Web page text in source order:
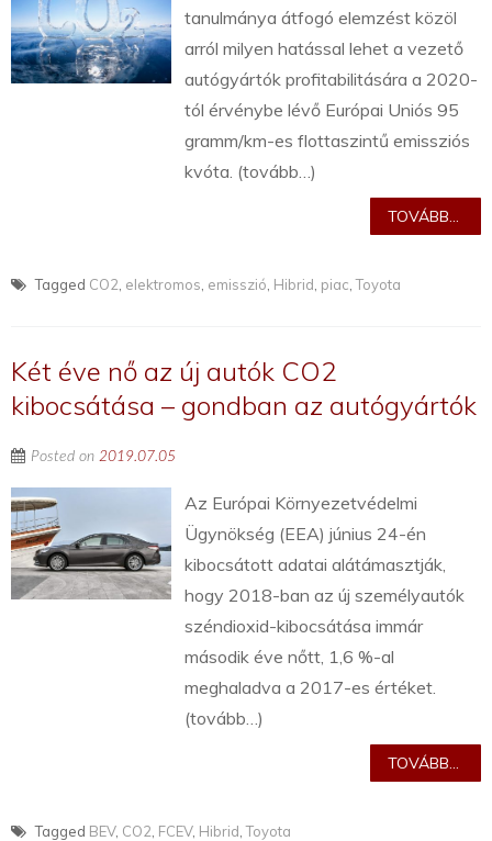
tanulmánya átfogó elemzést közöl
arról milyen hatással lehet a vezető
autógyártók profitabilitására a 2020-
tól érvénybe lévő Európai Uniós 95
gramm/km-es flottaszintű emissziós
kvóta. (tovább…)
TOVÁBB...
Tagged CO2 elektromos emisszió Hibrid piac ,Toyota
Két éve nő az új autók CO2
kibocsátása – gondban az autógyártók
Posted on 2019.07.05
Az Európai Környezetvédelmi
Ügynökség (EEA) június 24-én
kibocsátott adatai alátámasztják,
hogy 2018-ban az új személyautók
széndioxid-kibocsátása immár
második éve nőtt, 1,6 %-al
meghaladva a 2017-es értéket.
(tovább…)
TOVÁBB...
Tagged BEV, CO2 FCEV, Hibrid ,Toyota